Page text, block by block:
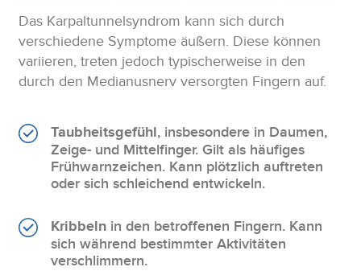
Das Karpaltunnelsyndrom kann sich durch
verschiedene Symptome äußern. Diese können
variieren, treten jedoch typischerweise in den
durch den Medianusnerv versorgten Fingern auf.
Taubheitsgefühl, insbesondere in Daumen,
Zeige- und Mittelfinger. Gilt als häufiges
Frühwarnzeichen. Kann plötzlich auftreten
oder sich schleichend entwickeln.
Kribbeln in den betroffenen Fingern. Kann
sich während bestimmter Aktivitäten
verschlimmern.